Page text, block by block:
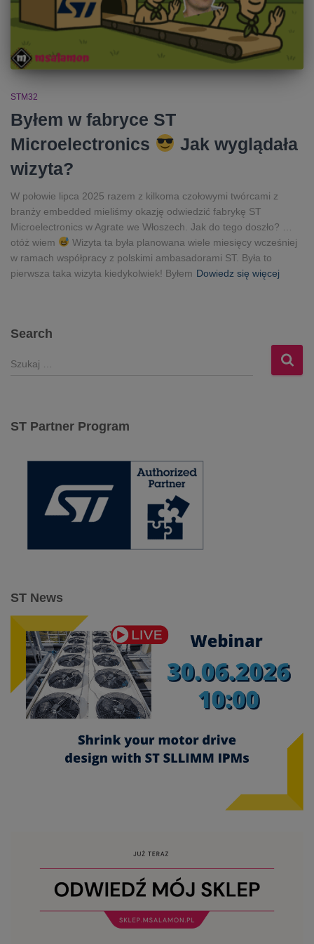
STM32
Byłem w fabryce ST
Microelectronics
Jak wyglądała
wizyta?
W połowie lipca 2025 razem z kilkoma czołowymi twórcami z
branży embedded mieliśmy okazję odwiedzić fabrykę ST
Microelectronics w Agrate we Włoszech. Jak do tego doszło? …
otóż wiem
Wizyta ta była planowana wiele miesięcy wcześniej
w ramach współpracy z polskimi ambasadorami ST. Była to
pierwsza taka wizyta kiedykolwiek! Byłem Dowiedz się więcej
Search
S
a
ST Partner Program
ST News